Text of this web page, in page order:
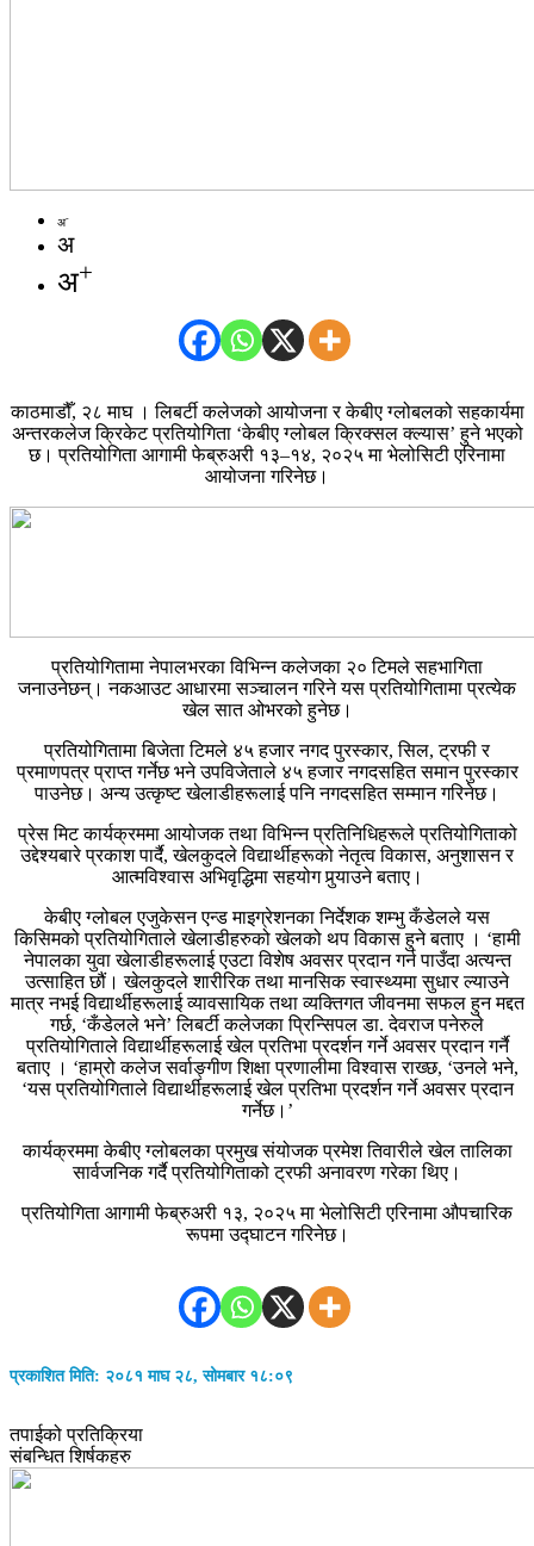
अ-
अ
अ+
काठमाडौँ, २८ माघ । लिबर्टी कलेजको आयोजना र केबीए ग्लोबलको सहकार्यमा
अन्तरकलेज क्रिकेट प्रतियोगिता ‘केबीए ग्लोबल क्रिक्सल क्ल्यास’ हुने भएको
छ। प्रतियोगिता आगामी फेब्रुअरी १३–१४, २०२५ मा भेलोसिटी एरिनामा
आयोजना गरिनेछ।
प्रतियोगितामा नेपालभरका विभिन्न कलेजका २० टिमले सहभागिता
जनाउनेछन्। नकआउट आधारमा सञ्चालन गरिने यस प्रतियोगितामा प्रत्येक
खेल सात ओभरको हुनेछ।
प्रतियोगितामा बिजेता टिमले ४५ हजार नगद पुरस्कार, सिल, ट्रफी र
प्रमाणपत्र प्राप्त गर्नेछ भने उपविजेताले ४५ हजार नगदसहित समान पुरस्कार
पाउनेछ। अन्य उत्कृष्ट खेलाडीहरूलाई पनि नगदसहित सम्मान गरिनेछ।
प्रेस मिट कार्यक्रममा आयोजक तथा विभिन्न प्रतिनिधिहरूले प्रतियोगिताको
उद्देश्यबारे प्रकाश पार्दै, खेलकुदले विद्यार्थीहरूको नेतृत्व विकास, अनुशासन र
आत्मविश्वास अभिवृद्धिमा सहयोग पुर्‍याउने बताए।
केबीए ग्लोबल एजुकेसन एन्ड माइग्रेशनका निर्देशक शम्भु कँडेलले यस
किसिमको प्रतियोगिताले खेलाडीहरुको खेलको थप विकास हुने बताए । ‘हामी
नेपालका युवा खेलाडीहरूलाई एउटा विशेष अवसर प्रदान गर्न पाउँदा अत्यन्त
उत्साहित छौं। खेलकुदले शारीरिक तथा मानसिक स्वास्थ्यमा सुधार ल्याउने
मात्र नभई विद्यार्थीहरूलाई व्यावसायिक तथा व्यक्तिगत जीवनमा सफल हुन मद्दत
गर्छ, ‘कँडेलले भने’ लिबर्टी कलेजका प्रिन्सिपल डा. देवराज पनेरुले
प्रतियोगिताले विद्यार्थीहरूलाई खेल प्रतिभा प्रदर्शन गर्ने अवसर प्रदान गर्नै
बताए । ‘हाम्रो कलेज सर्वाङ्गीण शिक्षा प्रणालीमा विश्वास राख्छ, ‘उनले भने,
‘यस प्रतियोगिताले विद्यार्थीहरूलाई खेल प्रतिभा प्रदर्शन गर्ने अवसर प्रदान
गर्नेछ।’
कार्यक्रममा केबीए ग्लोबलका प्रमुख संयोजक प्रमेश तिवारीले खेल तालिका
सार्वजनिक गर्दै प्रतियोगिताको ट्रफी अनावरण गरेका थिए।
प्रतियोगिता आगामी फेब्रुअरी १३, २०२५ मा भेलोसिटी एरिनामा औपचारिक
रूपमा उद्घाटन गरिनेछ।
प्रकाशित मिति: २०८१ माघ २८, सोमबार १८:०९
तपाईको प्रतिक्रिया
संबन्धित शिर्षकहरु